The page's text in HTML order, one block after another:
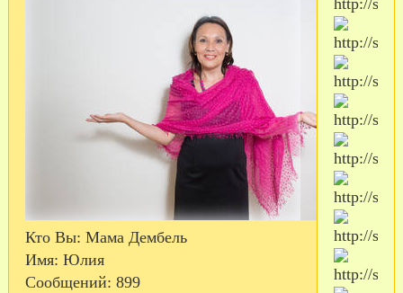
Кто Вы: Мама Дембель
Имя: Юлия
Сообщений: 899